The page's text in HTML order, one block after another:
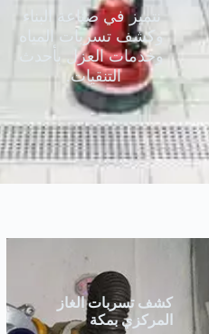
نتميز في صناعة البناء
وكشف تسربات المياه
وخدمات العزل بأحدث
التنقيات.
كشف تسربات الغاز
المركزي بمكة